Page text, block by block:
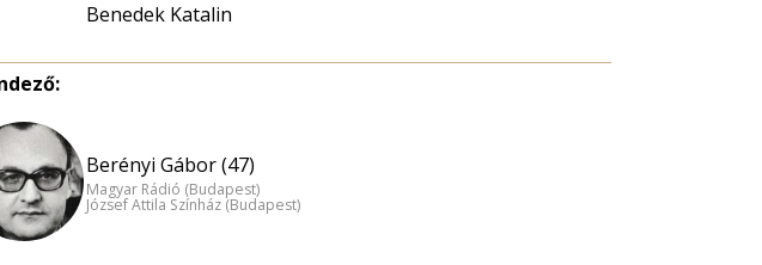
Benedek Katalin
Berényi Gábor (47)
Magyar Rádió (Budapest)
József Attila Színház (Budapest)